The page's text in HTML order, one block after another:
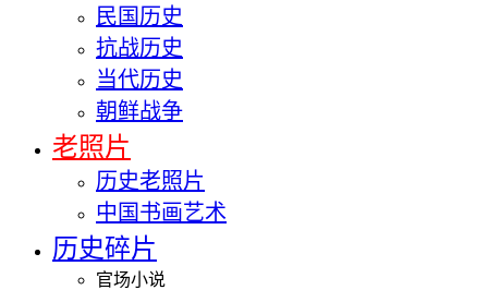
民国历史
抗战历史
当代历史
朝鲜战争
老照片
历史老照片
中国书画艺术
历史碎片
官场小说